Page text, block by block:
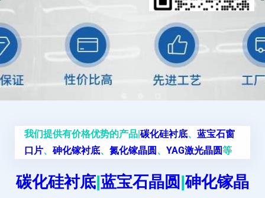
我们提供有价格优势的产品|碳化硅衬底、 蓝宝石窗
口片、 砷化镓衬底、 氮化镓晶圆、 YAG激光晶圆等
碳化硅衬底|蓝宝石晶圆|砷化镓晶